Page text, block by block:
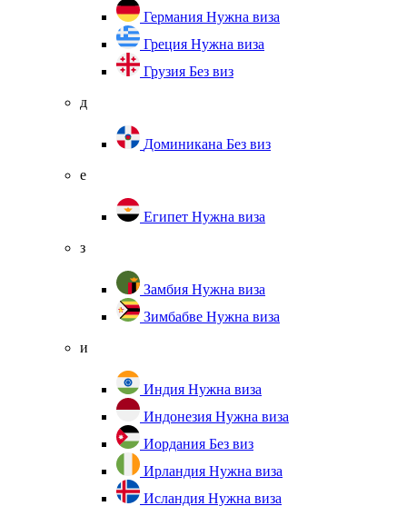
Германия Нужна виза
Греция Нужна виза
Грузия Без виз
д
Доминикана Без виз
е
Египет Нужна виза
з
Замбия Нужна виза
Зимбабве Нужна виза
и
Индия Нужна виза
Индонезия Нужна виза
Иордания Без виз
Ирландия Нужна виза
Исландия Нужна виза